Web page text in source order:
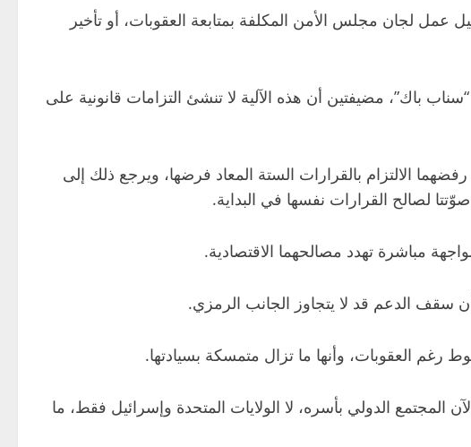
لجان مجلس الأمن المكلفة بمتابعة العقوبات، أو تأخير
باك”، مضيفتين أن هذه الآلية لا تنشئ التزامات قانونية على
الالتزام بالقرارات الستة المعاد فرضها، ويرجع ذلك إلى
لصالح القرارات نفسها في البداية.
مباشرة تهدد مصالحهما الاقتصادية.
أن سقف الدعم قد لا يتجاوز الجانب الرمزي.
رغم العقوبات، وأنها ما تزال متمسكة بسيادتها.
المجتمع الدولي بأسره، لا الولايات المتحدة وإسرائيل فقط، ما